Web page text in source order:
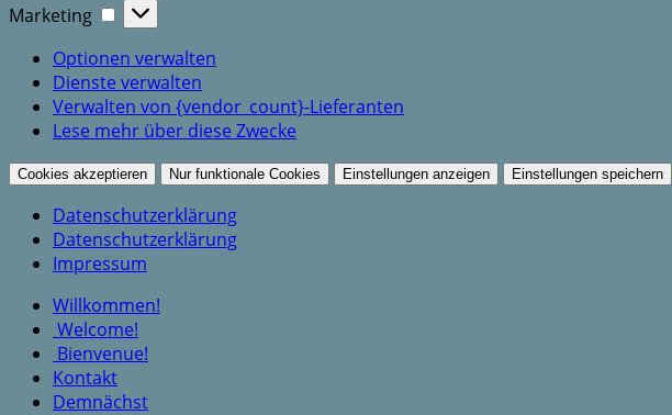
Marketing
Marketing
Optionen verwalten
Dienste verwalten
Verwalten von {vendor_count}-Lieferanten
Lese mehr über diese Zwecke
Cookies akzeptieren Nur funktionale Cookies Einstellungen anzeigen Einstellungen speichern
Datenschutzerklärung
Datenschutzerklärung
Impressum
Willkommen!
Welcome!
Bienvenue!
Kontakt
Demnächst